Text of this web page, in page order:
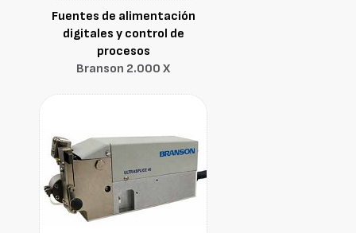
Fuentes de alimentación
digitales y control de
procesos
Branson 2.000 X